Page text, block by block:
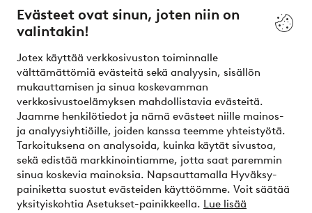
Evästeet ovat sinun, joten niin on
valintakin!
Jotex käyttää verkkosivuston toiminnalle
välttämättömiä evästeitä sekä analyysin, sisällön
mukauttamisen ja sinua koskevamman
verkkosivustoelämyksen mahdollistavia evästeitä.
Jaamme henkilötiedot ja nämä evästeet niille mainos-
ja analyysiyhtiöille, joiden kanssa teemme yhteistyötä.
Tarkoituksena on analysoida, kuinka käytät sivustoa,
sekä edistää markkinointiamme, jotta saat paremmin
sinua koskevia mainoksia. Napsauttamalla Hyväksy-
painiketta suostut evästeiden käyttöömme. Voit säätää
yksityiskohtia Asetukset-painikkeella. Lue lisää
Ehdot
Ystävät
Turvalliset maksut – maksa nyt tai erissä
Haluatko tietää lisää maksuvaihtoehdoistamme?
elpy